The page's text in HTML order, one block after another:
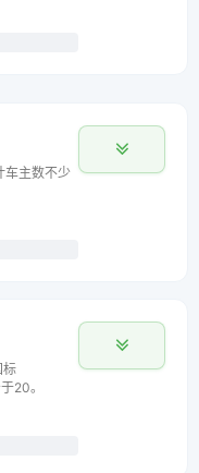
车主数不少
标
20。